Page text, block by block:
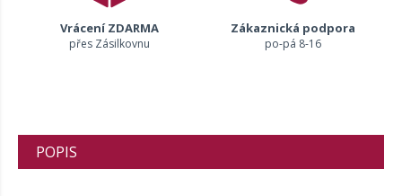
Vrácení ZDARMA
přes Zásilkovnu
Zákaznická podpora
po-pá 8-16
POPIS